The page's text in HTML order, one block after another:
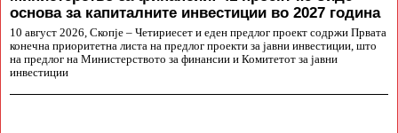
основа за капиталните инвестиции во 2027 година
10 август 2026, Скопје – Четириесет и еден предлог проект содржи Првата
конечна приоритетна листа на предлог проекти за јавни инвестиции, што
на предлог на Министерството за финансии и Комитетот за јавни
инвестиции